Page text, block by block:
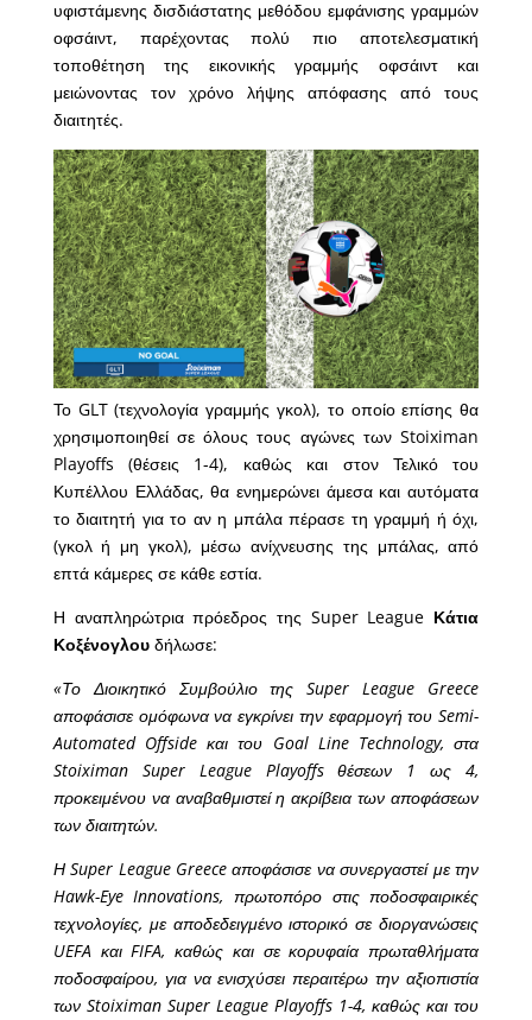
υφιστάμενης δισδιάστατης μεθόδου εμφάνισης γραμμών
οφσάιντ, παρέχοντας πολύ πιο αποτελεσματική
τοποθέτηση της εικονικής γραμμής οφσάιντ και
μειώνοντας τον χρόνο λήψης απόφασης από τους
διαιτητές.
Το GLT (τεχνολογία γραμμής γκολ), το οποίο επίσης θα
χρησιμοποιηθεί σε όλους τους αγώνες των Stoiximan
Playoffs (θέσεις 1-4), καθώς και στον Τελικό του
Κυπέλλου Ελλάδας, θα ενημερώνει άμεσα και αυτόματα
το διαιτητή για το αν η μπάλα πέρασε τη γραμμή ή όχι,
(γκολ ή μη γκολ), μέσω ανίχνευσης της μπάλας, από
επτά κάμερες σε κάθε εστία.
Η αναπληρώτρια πρόεδρος της Super League Κάτια
Κοξένογλουδήλωσε:
«Το Διοικητικό Συμβούλιο της Super League Greece
αποφάσισε ομόφωνα να εγκρίνει την εφαρμογή του Semi-
Automated Offside και του Goal Line Technology, στα
Stoiximan Super League Playoffs θέσεων 1 ως 4,
προκειμένου να αναβαθμιστεί η ακρίβεια των αποφάσεων
των διαιτητών.
Η Super League Greece αποφάσισε να συνεργαστεί με την
Hawk-Eye Innovations, πρωτοπόρο στις ποδοσφαιρικές
τεχνολογίες, με αποδεδειγμένο ιστορικό σε διοργανώσεις
UEFA και FIFA, καθώς και σε κορυφαία πρωταθλήματα
ποδοσφαίρου, για να ενισχύσει περαιτέρω την αξιοπιστία
των Stoiximan Super League Playoffs 1-4, καθώς και του